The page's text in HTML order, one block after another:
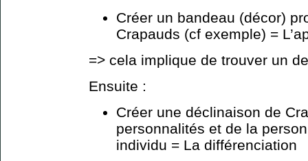
Créer un bandeau (décor)
Crapauds (cf exemple) =
=> cela implique de trouver un
Ensuite :
Créer une déclinaison de
personnalités et de la
individu = La différenciation